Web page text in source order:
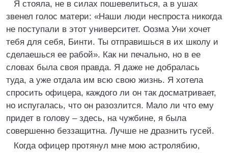
Я стояла, не в силах пошевелиться, а в ушах
звенел голос матери: «Наши люди неспроста никогда
не поступали в этот университет. Оозма Уни хочет
тебя для себя, Бинти. Ты отправишься в их школу и
сделаешься ее рабой». Как ни печально, но в ее
словах была своя правда. Я даже не добралась
туда, а уже отдала им всю свою жизнь. Я хотела
спросить офицера, каждого ли он так досматривает,
но испугалась, что он разозлится. Мало ли что ему
придет в голову – здесь, на чужбине, я была
совершенно беззащитна. Лучше не дразнить гусей.
Когда офицер протянул мне мою астролябию,